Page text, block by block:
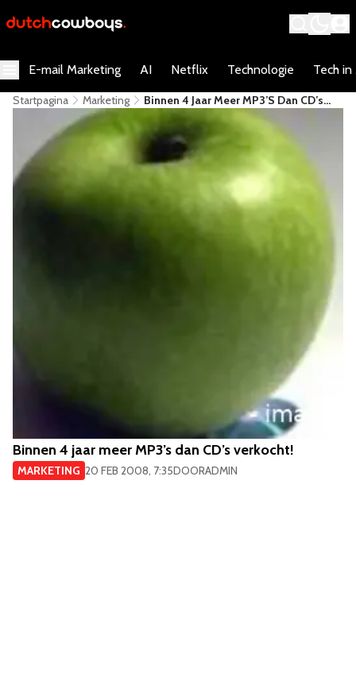
E-mail Marketing AI Netflix Technologie Tech in
Startpagina Marketing
Binnen 4 Jaar Meer MP3’s Dan CD’s
Verkocht!
Binnen 4 jaar meer MP3’s dan CD’s verkocht!
MARKETING 20 FEB 2008, 7:35DOORADMIN